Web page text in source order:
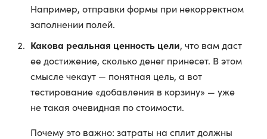
Например, отправки формы при некорректном
заполнении полей.
Какова реальная ценность цели, что вам даст
ее достижение, сколько денег принесет. В этом
смысле чекаут — понятная цель, а вот
тестирование «добавления в корзину» — уже
не такая очевидная по стоимости.
Почему это важно: затраты на сплит должны